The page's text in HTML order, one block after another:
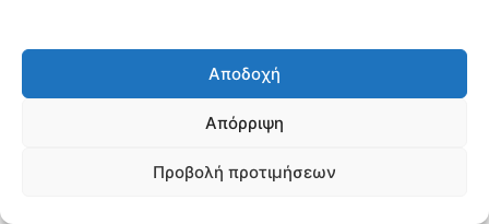
Αποδοχή
Απόρριψη
Προβολή προτιμήσεων